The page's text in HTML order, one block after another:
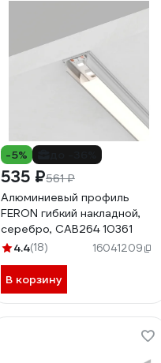
-5%
535 ₽561 ₽
Алюминиевый профиль
FERON гибкий накладной,
серебро, CAB264 10361
4.4(18) 16041209
В корзину